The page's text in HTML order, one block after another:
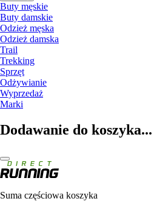
Buty męskie
Buty damskie
Odzież męska
Odzież damska
Trail
Trekking
Sprzęt
Odżywianie
Wyprzedaż
Marki
Dodawanie do koszyka...
Suma częściowa koszyka